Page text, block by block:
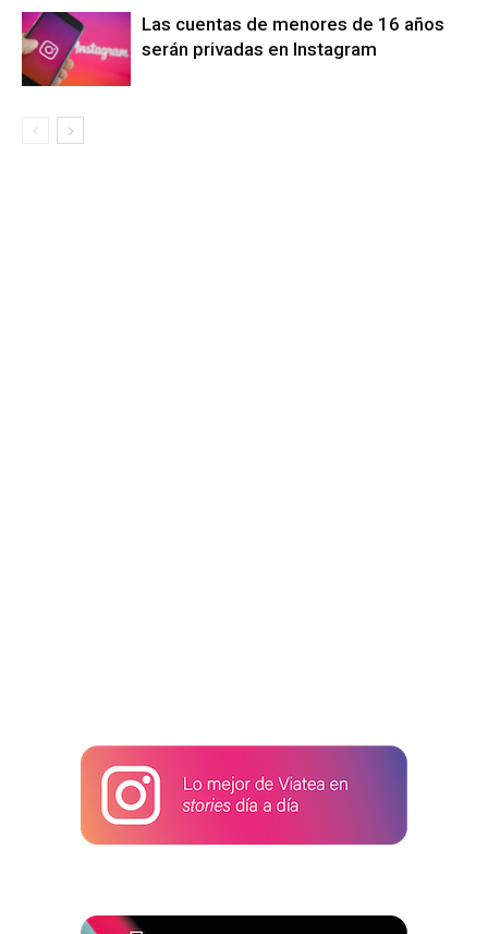
Las cuentas de menores de 16 años
serán privadas en Instagram